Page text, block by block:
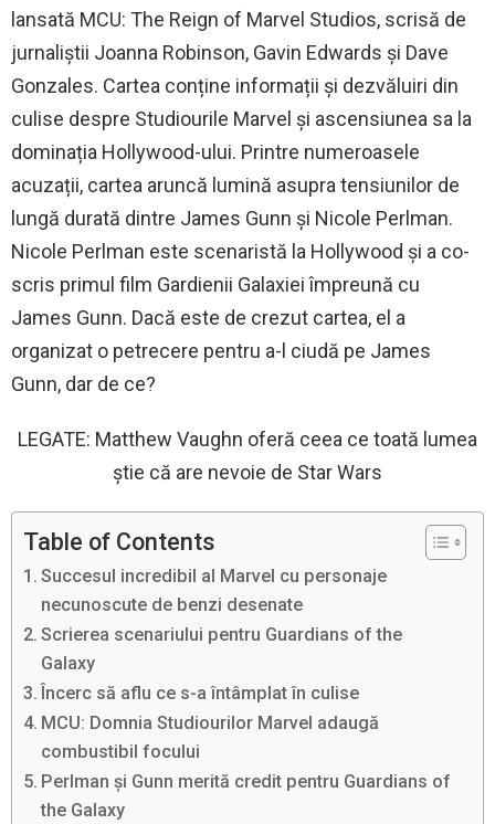
lansată MCU: The Reign of Marvel Studios, scrisă de
jurnaliştii Joanna Robinson, Gavin Edwards şi Dave
Gonzales. Cartea conține informații și dezvăluiri din
culise despre Studiourile Marvel și ascensiunea sa la
dominația Hollywood-ului. Printre numeroasele
acuzații, cartea aruncă lumină asupra tensiunilor de
lungă durată dintre James Gunn și Nicole Perlman.
Nicole Perlman este scenaristă la Hollywood și a co-
scris primul film Gardienii Galaxiei împreună cu
James Gunn. Dacă este de crezut cartea, el a
organizat o petrecere pentru a-l ciudă pe James
Gunn, dar de ce?
LEGATE: Matthew Vaughn oferă ceea ce toată lumea
știe că are nevoie de Star Wars
Table of Contents
Succesul incredibil al Marvel cu personaje
necunoscute de benzi desenate
Scrierea scenariului pentru Guardians of the
Galaxy
Încerc să aflu ce s-a întâmplat în culise
MCU: Domnia Studiourilor Marvel adaugă
combustibil focului
Perlman și Gunn merită credit pentru Guardians of
the Galaxy